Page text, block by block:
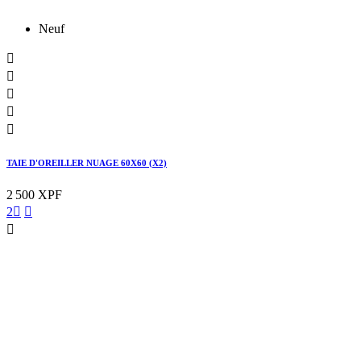
Neuf





TAIE D'OREILLER NUAGE 60X60 (X2)
2 500 XPF
2 
